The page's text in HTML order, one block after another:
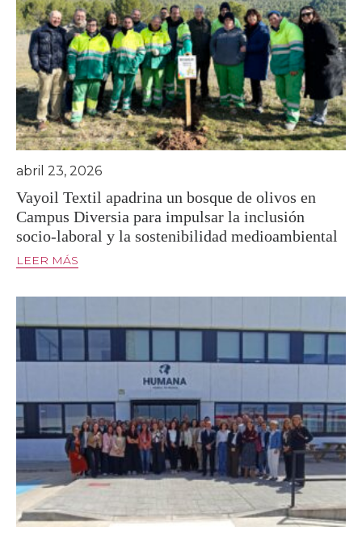
Vayoil Textil apadrina un bosque de olivos en
Campus Diversia para impulsar la inclusión
socio-laboral y la sostenibilidad medioambiental
abril 23, 2026
LEER MÁS